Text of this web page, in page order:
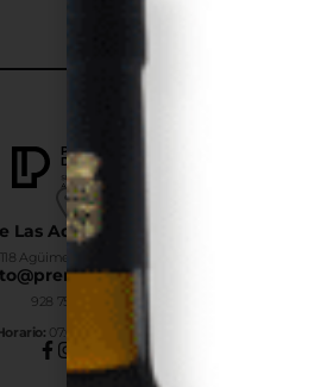
Las Adelfas Nº6-B
Agüimes, Las Palmas
928 754 363
io: 07:00h a 15:00h